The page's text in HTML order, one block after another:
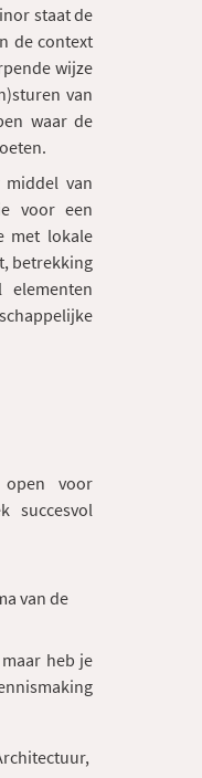
staat de
de context
wijze
van
waar de
van
voor een
met lokale
betrekking
elementen
open voor
succesvol
van de
heb je